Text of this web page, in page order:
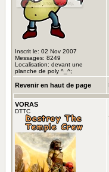
Inscrit le: 02 Nov 2007
Messages: 8249
Localisation: devant une
planche de poly ^_^;
Revenir en haut de page
VORAS
DTTC